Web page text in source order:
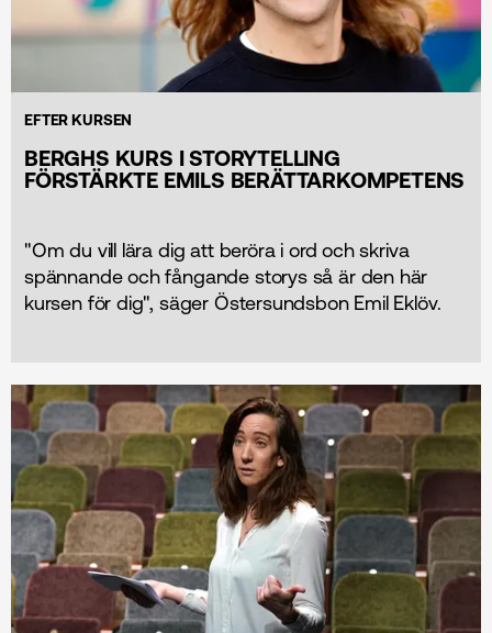
EFTER KURSEN
BERGHS KURS I STORYTELLING
FÖRSTÄRKTE EMILS BERÄTTARKOMPETENS
"Om du vill lära dig att beröra i ord och skriva
spännande och fångande storys så är den här
kursen för dig", säger Östersundsbon Emil Eklöv.